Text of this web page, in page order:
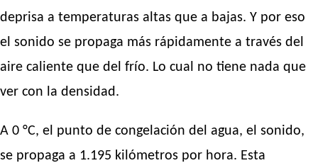
deprisa a temperaturas altas que a bajas. Y por eso
el sonido se propaga más rápidamente a través del
aire caliente que del frío. Lo cual no tiene nada que
ver con la densidad.
A 0 °C, el punto de congelación del agua, el sonido,
se propaga a 1.195 kilómetros por hora. Esta